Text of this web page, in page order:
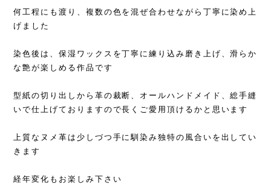
何工程にも渡り、複数の色を混ぜ合わせながら丁寧に染め上
げました
染色後は、保湿ワックスを丁寧に練り込み磨き上げ、滑らか
な艶が楽しめる作品です
型紙の切り出しから革の裁断、オールハンドメイド、総手縫
いで仕上げておりますので長くご愛用頂けるかと思います
上質なヌメ革は少しづつ手に馴染み独特の風合いを出してい
きます
経年変化もお楽しみ下さい